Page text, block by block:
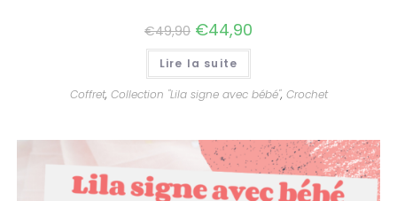
€49,90 €44,90
Lire la suite
Coffret, Collection "Lila signe avec bébé", Crochet